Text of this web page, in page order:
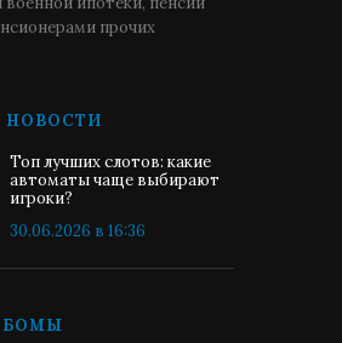
прочих
НОВОСТИ
Топ лучших слотов: какие
автоматы чаще выбирают
игроки?
30.06.2026 в 16:36